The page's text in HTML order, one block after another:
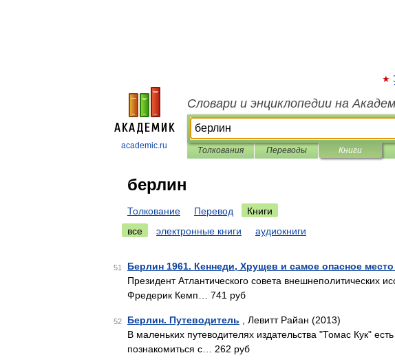
academic.ru
Словари и энциклопедии на
Толкования Переводы Книги
берлин
Толкование Перевод
Книги
все
электронные книги аудиокниги
51 Берлин 1961. Кеннеди, Хрущев и самое опасное
Президент Атлантического совета внешнеполитических
Фредерик Кемп… 741 руб
52 Берлин. Путеводитель , Левитт Райан (2013)
В маленьких путеводителях издательства "Томас Кук"
познакомиться с… 262 руб